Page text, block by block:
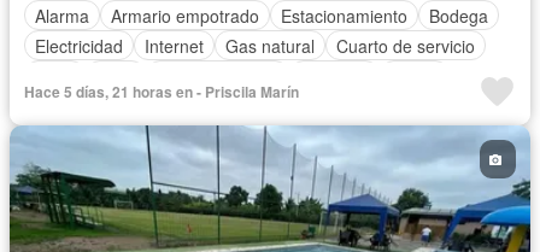
Alarma
Armario empotrado Estacionamiento
Bodega
Electricidad
Internet Gas natural
Cuarto de servicio
Parrilla
Solo familias Sin amoblar
Hace 5 días, 21 horas en - Priscila Marín